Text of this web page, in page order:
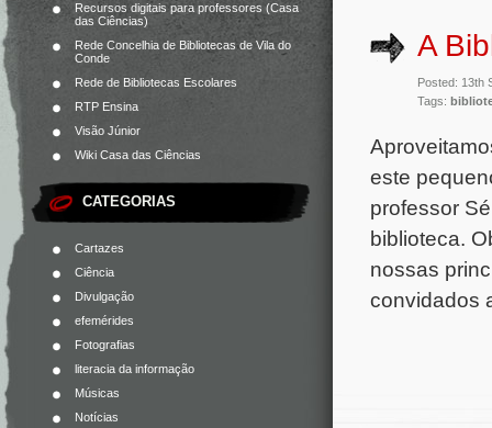
Recursos digitais para professores (Casa
das Ciências)
Rede Concelhia de Bibliotecas de Vila do
Conde
Rede de Bibliotecas Escolares
RTP Ensina
Visão Júnior
Wiki Casa das Ciências
CATEGORIAS
Cartazes
Ciência
Divulgação
efemérides
Fotografias
literacia da informação
Músicas
Notícias
A
Posted: 13th
Tags:
este
professor
biblioteca.
nossas
convidados